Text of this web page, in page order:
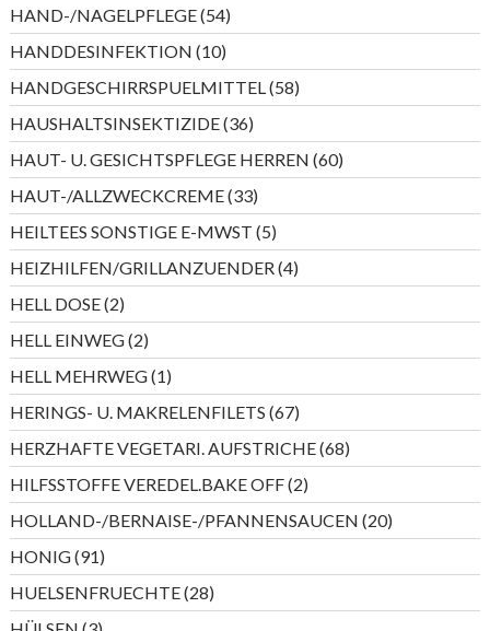
HAND-/NAGELPFLEGE 5454
Produkte
HANDDESINFEKTION 1010
Produkte
HANDGESCHIRRSPUELMITTEL 5858
Produkte
HAUSHALTSINSEKTIZIDE 3636
Produkte
HAUT- U. GESICHTSPFLEGE HERREN 6060
Produkte
HAUT-/ALLZWECKCREME 3333
Produkte
HEILTEES SONSTIGE E-MWST 55
Produkte
HEIZHILFEN/GRILLANZUENDER 44
Produkte
HELL DOSE 22
Produkte
HELL EINWEG 22
Produkte
HELL MEHRWEG 11
Produkt
HERINGS- U. MAKRELENFILETS 6767
Produkte
HERZHAFTE VEGETARI. AUFSTRICHE 6868
Produkte
HILFSSTOFFE VEREDEL.BAKE OFF 22
Produkte
HOLLAND-/BERNAISE-/PFANNENSAUCEN 2020
Produkte
HONIG 9191
Produkte
HUELSENFRUECHTE 2828
Produkte